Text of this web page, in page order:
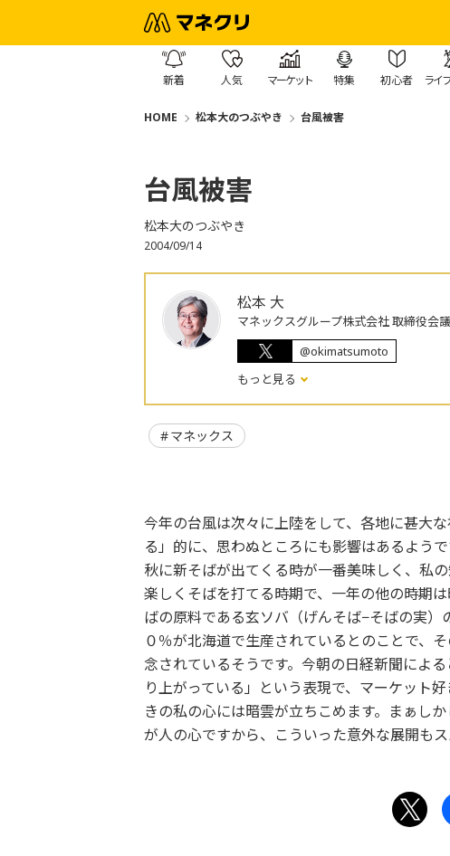
新着 人気 マーケット 特集 初心者 ライ
HOME 松本大のつぶやき 台風被害
台風被害
松本大のつぶやき
2004/09/14
松本 大
マネックスグループ株式会社 取締役会
@okimatsumoto
もっと見る
マネックス
今年の台風は次々に上陸をして、各地に甚大
る」的に、思わぬところにも影響はあるよう
秋に新そばが出てくる時が一番美味しく、私
楽しくそばを打てる時期で、一年の他の時期
ばの原料である玄ソバ（げんそば−そばの実
０％が北海道で生産されているとのことで、
念されているそうです。今朝の日経新聞によ
り上がっている」という表現で、マーケット
きの私の心には暗雲が立ちこめます。まぁし
が人の心ですから、こういった意外な展開も